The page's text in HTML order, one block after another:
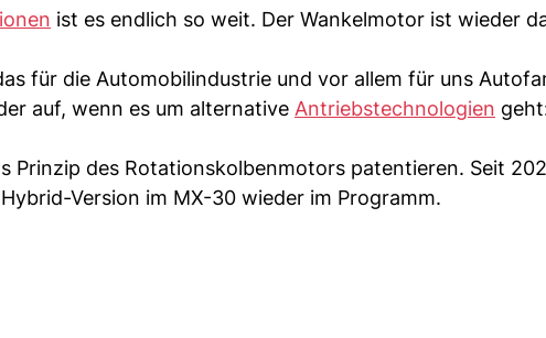
ist es endlich so weit. Der Wankelmotor ist wieder
für die Automobilindustrie und vor allem für uns
auf, wenn es um alternative Antriebstechnologien
Prinzip des Rotationskolbenmotors patentieren. Seit
Version im MX-30 wieder im Programm.